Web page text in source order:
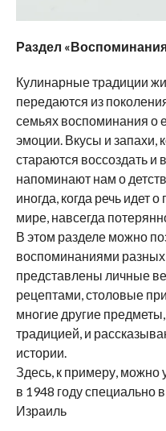
Раздел «
Кулинарные традиции
передаются из
семьях воспоминания о
эмоции. Вкусы и запахи,
стараются воссоздать и
напоминают нам о
иногда, когда речь идет
мире, навсегда
В этом разделе можно
воспоминаниями
представлены личные
рецептами, столовые
многие другие
традицией, и
истории.
Здесь, к примеру, можно
в 1948 году специально
Израиль